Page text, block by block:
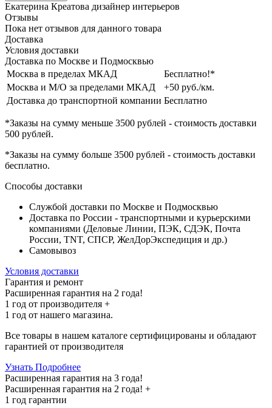
Екатерина Креатова дизайнер интерьеров
Отзывы
Пока нет отзывов для данного товара
Доставка
Условия доставки
Доставка по Москве и Подмосквью
Москва в пределах МКАД
Бесплатно!*
Москва и М/О за пределами МКАД
+50 руб./км.
Доставка до транспортной компании Бесплатно
*Заказы на сумму меньше 3500 рублей - стоимость доставки
500 рублей.
*Заказы на сумму больше 3500 рублей - стоимость доставки
бесплатно.
Способы доставки
Службой доставки по Москве и Подмосквью
Доставка по России - транспортными и курьерскими
компаниями (Деловые Линии, ПЭК, СДЭК, Почта
России, TNT, СПСР, ЖелДорЭкспедиция и др.)
Самовывоз
Условия доставки
Гарантия и ремонт
Расширенная гарантия на 2 года!
1 год от производителя +
1 год от нашего магазина.
Все товары в нашем каталоге сертифицированы и обладают
гарантией от производителя
Узнать Подробнее
Расширенная гарантия на 3 года!
Расширенная гарантия на 2 года! +
1 год гарантии